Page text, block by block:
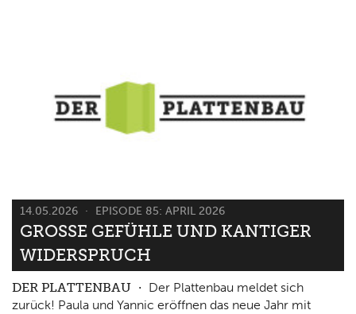
14.05.2026 EPISODE 85: APRIL 2026
GROSSE GEFÜHLE UND KANTIGER W
IDERSPRUCH
DER PLATTENBAU
Der Plattenbau meldet sich
zurück! Paula und Yannic eröffnen das neue Jahr mit